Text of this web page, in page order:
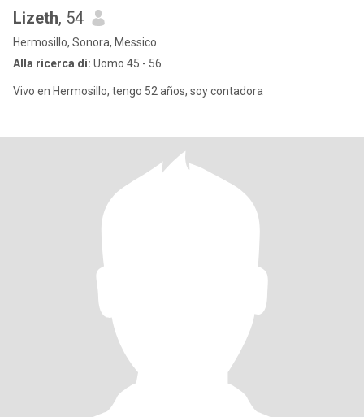
Lizeth, 54
Hermosillo, Sonora, Messico
Alla ricerca di: Uomo 45 - 56
Vivo en Hermosillo, tengo 52 años, soy contadora